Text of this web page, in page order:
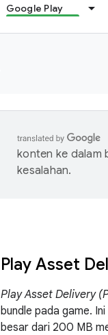
Google Play
konten ke dalam
kesalahan.
Play Asset
Play Asset Delivery
bundle pada game.
besar dari 200 MB